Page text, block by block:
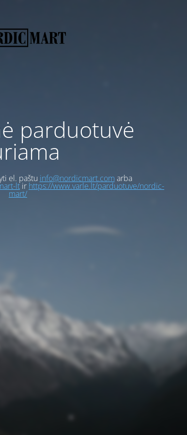
parduotuvė
el. paštu info@nordicmart.com arba
ltir https://www.varle.lt/parduotuve/nordic-
mart/